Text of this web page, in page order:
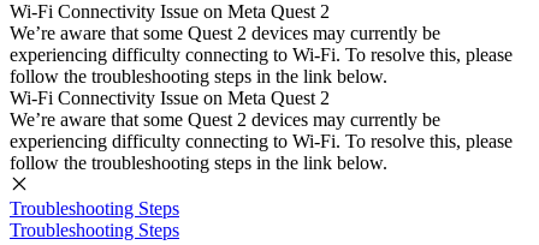
Wi-Fi Connectivity Issue on Meta Quest 2
We’re aware that some Quest 2 devices may currently be
experiencing difficulty connecting to Wi-Fi. To resolve this, please
follow the troubleshooting steps in the link below.
Wi-Fi Connectivity Issue on Meta Quest 2
We’re aware that some Quest 2 devices may currently be
experiencing difficulty connecting to Wi-Fi. To resolve this, please
follow the troubleshooting steps in the link below.
Troubleshooting Steps
Troubleshooting Steps